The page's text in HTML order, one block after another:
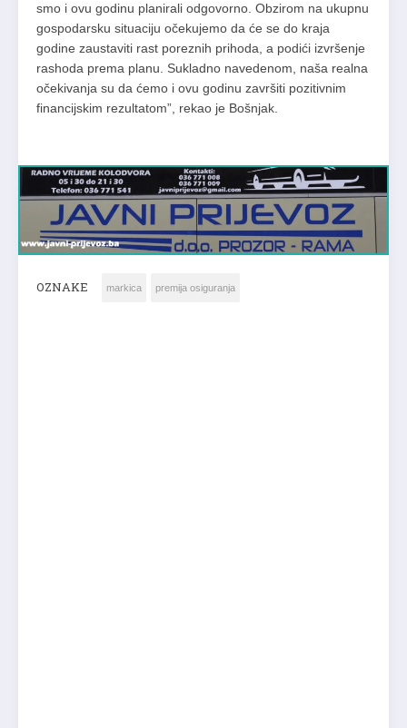
smo i ovu godinu planirali odgovorno. Obzirom na ukupnu
gospodarsku situaciju očekujemo da će se do kraja
godine zaustaviti rast poreznih prihoda, a podići izvršenje
rashoda prema planu. Sukladno navedenom, naša realna
očekivanja su da ćemo i ovu godinu završiti pozitivnim
financijskim rezultatom”, rekao je Bošnjak.
OZNAKE markica premija osiguranja